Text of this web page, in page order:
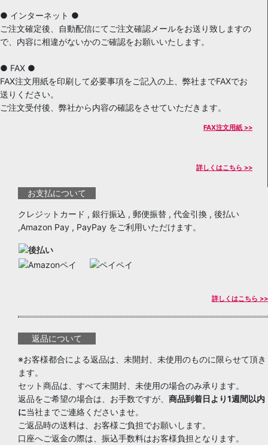
● インターネット ●
ご注文確定後、自動配信にてご注文確認メールをお送り致しますの
で、内容に相違がないかのご確認をお願いいたします。
● FAX ●
FAX注文用紙を印刷して必要事項をご記入の上、弊社までFAXでお
送りください。
ご注文受付後、弊社から内容の確認をさせていただきます。
FAX注文用紙 >>
詳しくはこちら >>
お支払について
クレジットカード , 銀行振込 , 郵便振替 , 代金引換 , 後払い
,Amazon Pay , PayPay をご利用いただけます。
詳しくはこちら >>
返品について
※お客様都合による返品は、未開封、未使用のものに限らせて頂き
ます。
セット商品は、すべて未開封、未使用の場合のみ承ります。
返品をご希望の場合は、お手数ですが、 商品到着日より1週間以内
に当社までご連絡くださいませ。
ご返品時の送料は、お客様ご負担でお願いします。
口座へご返金の際は、振込手数料はお客様負担となります。